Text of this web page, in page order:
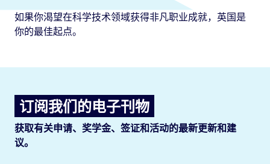
如果你渴望在科学技术领域获得非凡职业成就，英国是
你的最佳起点。
订阅我们的电子刊物
获取有关申请、奖学金、签证和活动的最新更新和建
议。